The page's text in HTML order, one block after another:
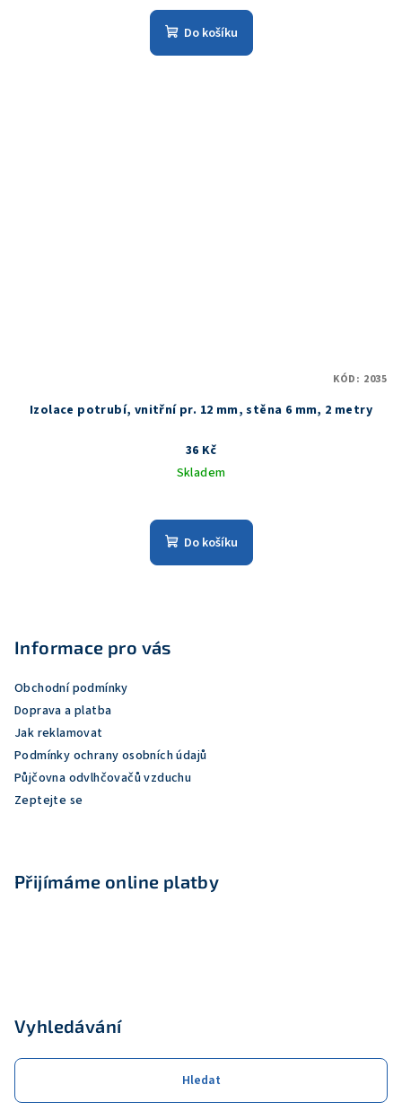
Do košíku
Izolace potrubí, vnitřní pr. 12 mm, stěna 6 mm, 2 metry
36 Kč
Skladem
Do košíku
KÓD: 2035
Informace pro vás
Obchodní podmínky
Doprava a platba
Jak reklamovat
Podmínky ochrany osobních údajů
Půjčovna odvlhčovačů vzduchu
Zeptejte se
Přijímáme online platby
Vyhledávání
Hledat